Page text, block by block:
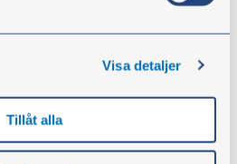
Visa detaljer
Tillåt alla